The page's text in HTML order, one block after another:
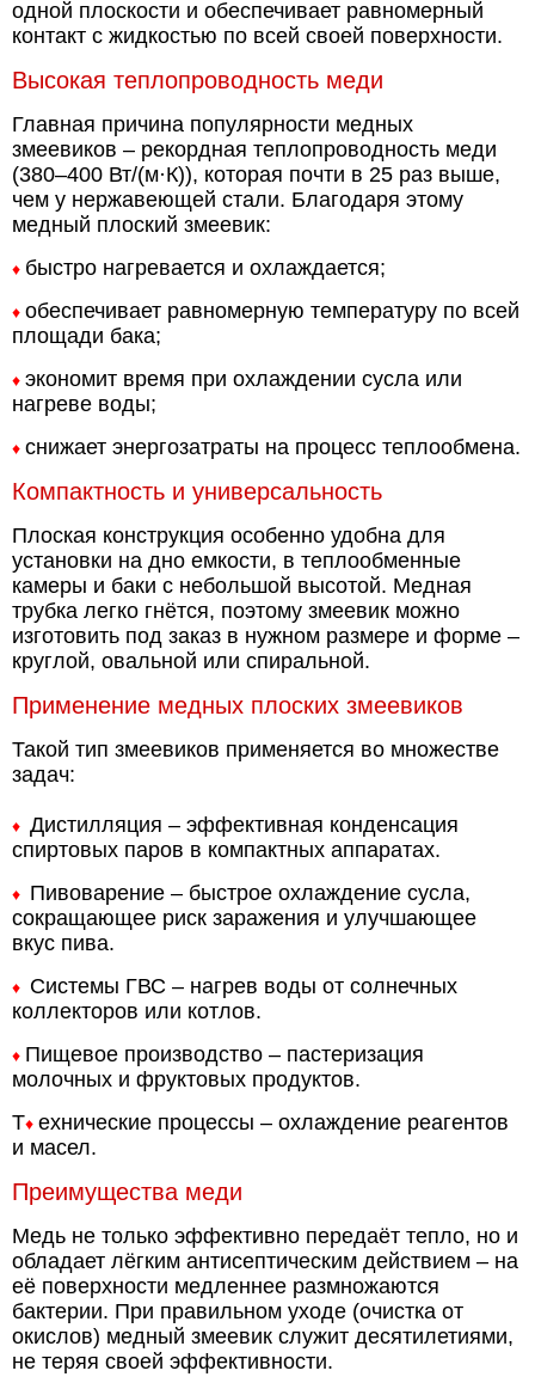
одной плоскости и обеспечивает равномерный
контакт с жидкостью по всей своей поверхности.
Высокая теплопроводность меди
Главная причина популярности медных
змеевиков – рекордная теплопроводность меди
(380–400 Вт/(м·К)), которая почти в 25 раз выше,
чем у нержавеющей стали. Благодаря этому
медный плоский змеевик:
♦ быстро нагревается и охлаждается;
♦ обеспечивает равномерную температуру по всей
площади бака;
♦ экономит время при охлаждении сусла или
нагреве воды;
♦ снижает энергозатраты на процесс теплообмена.
Компактность и универсальность
Плоская конструкция особенно удобна для
установки на дно емкости, в теплообменные
камеры и баки с небольшой высотой. Медная
трубка легко гнётся, поэтому змеевик можно
изготовить под заказ в нужном размере и форме –
круглой, овальной или спиральной.
Применение медных плоских змеевиков
Такой тип змеевиков применяется во множестве
задач:
♦ Дистилляция – эффективная конденсация
спиртовых паров в компактных аппаратах.
♦ Пивоварение – быстрое охлаждение сусла,
сокращающее риск заражения и улучшающее
вкус пива.
♦ Системы ГВС – нагрев воды от солнечных
коллекторов или котлов.
♦ Пищевое производство – пастеризация
молочных и фруктовых продуктов.
Т♦ ехнические процессы – охлаждение реагентов
и масел.
Преимущества меди
Медь не только эффективно передаёт тепло, но и
обладает лёгким антисептическим действием – на
её поверхности медленнее размножаются
бактерии. При правильном уходе (очистка от
окислов) медный змеевик служит десятилетиями,
не теряя своей эффективности.